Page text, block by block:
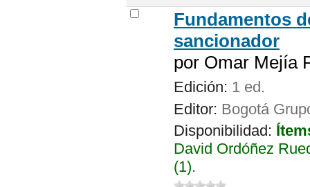
Fundamentos
sancionador
por Omar Mejía
Edición: 1 ed.
Editor: Bogotá
Disponibilidad:
David Ordóñez
(1).